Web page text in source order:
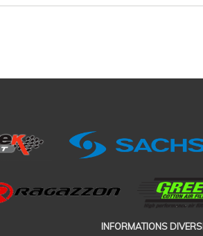
INFORMATIONS